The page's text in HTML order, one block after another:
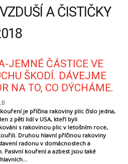
A ČISTIČKY
JEMNÉ ČÁSTICE VE
ŠKODÍ. DÁVEJME
NA TO, CO DÝCHÁME.
je příčina rakoviny plic číslo jedna,
z pěti lidí v USA, kteří byli
s rakovinou plic v letošním roce,
Druhou hlavní příčinou rakoviny
radonu v domácnostech a
Pasivní kouření a azbest jsou také